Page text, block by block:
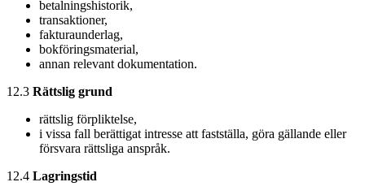
betalningshistorik,
transaktioner,
fakturaunderlag,
bokföringsmaterial,
annan relevant dokumentation.
12.3 Rättslig grund
rättslig förpliktelse,
i vissa fall berättigat intresse att fastställa, göra gällande eller
försvara rättsliga anspråk.
12.4 Lagringstid